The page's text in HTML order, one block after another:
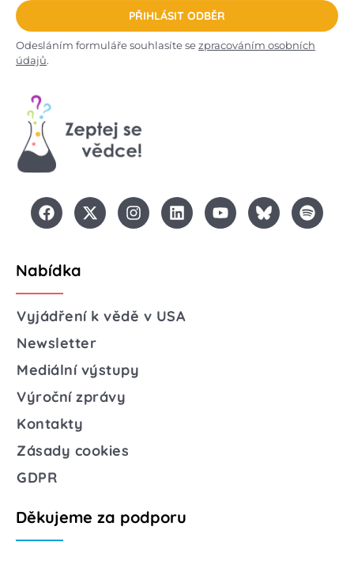
PŘIHLÁSIT ODBĚR
Odesláním formuláře souhlasíte sezpracováním osobních
údajů.
Nabídka
Vyjádření k vědě v USA
Newsletter
Mediální výstupy
Výroční zprávy
Kontakty
Zásady cookies
GDPR
Děkujeme za podporu